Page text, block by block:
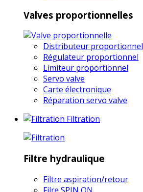
Valves proportionnelles
Distributeur proportionnel
Régulateur proportionnel
Limiteur proportionnel
Servo valve
Carte électronique
Réparation servo valve
Filtration
Filtre hydraulique
Filtre aspiration/retour